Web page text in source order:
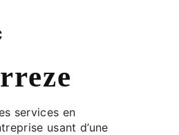
services en
usant d’une